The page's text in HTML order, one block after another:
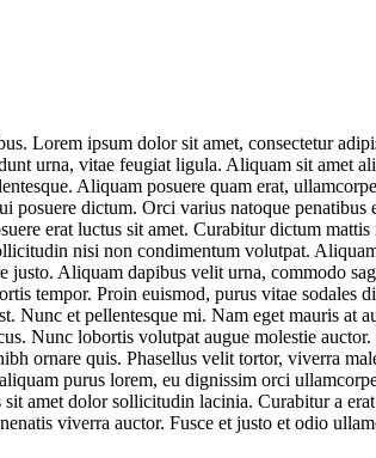
Lorem ipsum dolor sit amet, consectetur
urna, vitae feugiat ligula. Aliquam sit amet
Aliquam posuere quam erat,
posuere dictum. Orci varius natoque
erat luctus sit amet. Curabitur dictum
nisi non condimentum volutpat.
Aliquam dapibus velit urna, commodo
tempor. Proin euismod, purus vitae
Nunc et pellentesque mi. Nam eget mauris
Nunc lobortis volutpat augue molestie
ornare quis. Phasellus velit tortor, viverra
purus lorem, eu dignissim orci
amet dolor sollicitudin lacinia. Curabitur a
viverra auctor. Fusce et justo et odio